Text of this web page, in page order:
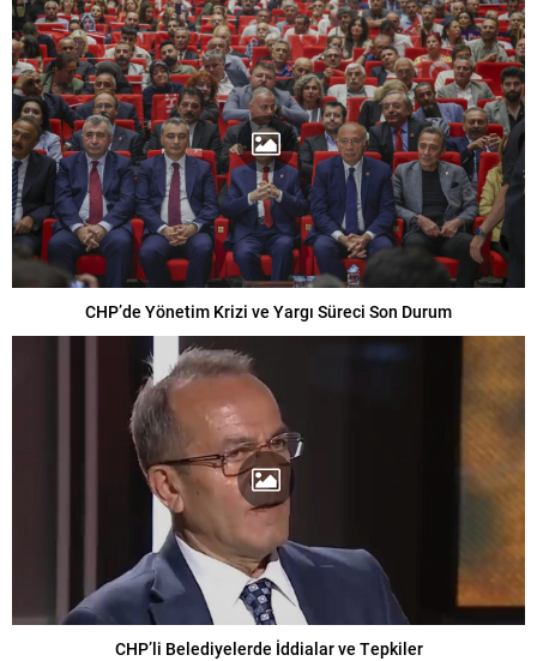
CHP’de Yönetim Krizi ve Yargı Süreci Son Durum
CHP’li Belediyelerde İddialar ve Tepkiler